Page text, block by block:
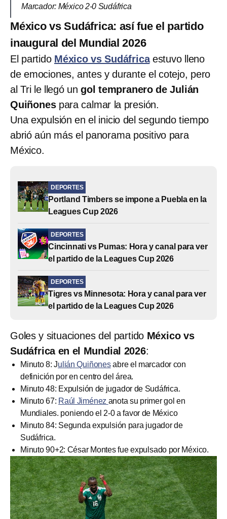
Marcador: México 2-0 Sudáfrica
México vs Sudáfrica: así fue el partido
inaugural del Mundial 2026
El partido México vs Sudáfricaestuvo lleno
de emociones, antes y durante el cotejo, pero
al Tri le llegó un gol tempranero de Julián
Quiñonespara calmar la presión.
Una expulsión en el inicio del segundo tiempo
abrió aún más el panorama positivo para
México.
DEPORTES
Portland Timbers se impone a Puebla en la
Leagues Cup 2026
DEPORTES
Cincinnati vs Pumas: Hora y canal para ver
el partido de la Leagues Cup 2026
DEPORTES
Tigres vs Minnesota: Hora y canal para ver
el partido de la Leagues Cup 2026
Goles y situaciones del partido México vs
Sudáfrica en el Mundial 2026:
Minuto 8: Julián Quiñonesabre el marcador con
definición por en centro del área.
Minuto 48: Expulsión de jugador de Sudáfrica.
Minuto 67: Raúl Jiménez anota su primer gol en
Mundiales. poniendo el 2-0 a favor de México
Minuto 84: Segunda expulsión para jugador de
Sudáfrica.
Minuto 90+2: César Montes fue expulsado por México.